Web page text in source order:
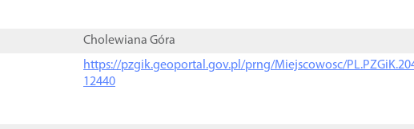
Cholewiana Góra
https://pzgik.geoportal.gov.pl/prng/Miejscowosc/
12440